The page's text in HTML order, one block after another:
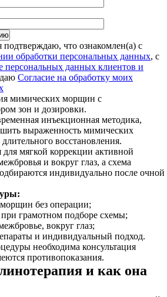
подтверждаю, что ознакомлен(а) с
обработки персональных данных, с
данных клиентов и
Согласие на обработку моих
мимических морщин с
зон и дозировки.
инъекционная методика,
выраженность мимических
восстановления.
мягкой коррекции активной
и вокруг глаз, а схема
индивидуально после очной
без операции;
при грамотном подборе схемы;
вокруг глаз;
и индивидуальный подход.
необходима консультация
противопоказания.
и как она